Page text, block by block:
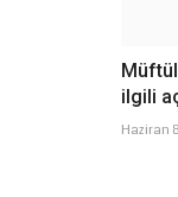
ilgili
Haziran